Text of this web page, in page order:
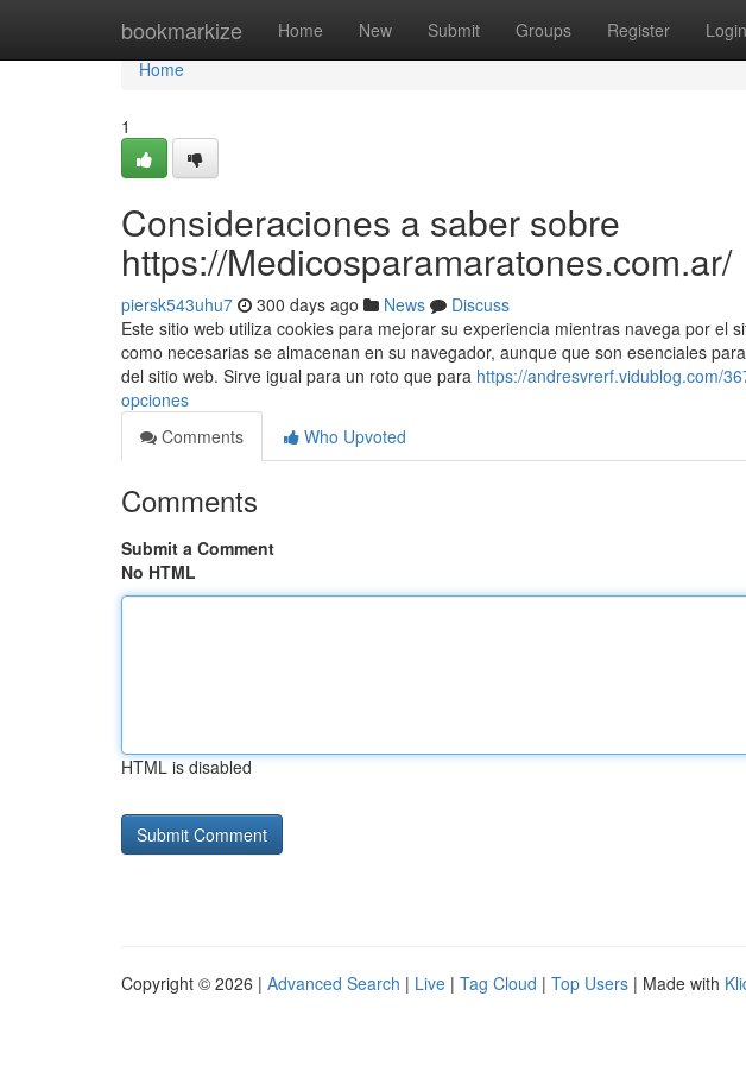
bookmarkize Home New Submit Groups Register Login
Home
Home
1
Consideraciones a saber sobre
https://Medicosparamaratones.com.ar/
piersk543uhu7 300 days ago News
Discuss
Este sitio web utiliza cookies para mejorar su experiencia mientras navega por el
como necesarias se almacenan en su navegador, aunque que son esenciales
del sitio web. Sirve igual para un roto que para https://andresvrerf.vidublog.com/
opciones
Comments
Who Upvoted
Comments
Submit a Comment
No HTML
HTML is disabled
Copyright © 2026 | Advanced Search | Live | Tag Cloud | Top Users | Made with